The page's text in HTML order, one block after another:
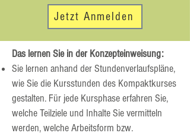
Jetzt Anmelden
Das lernen Sie in der Konzepteinweisung:
Sie lernen anhand der Stundenverlaufspläne,
wie Sie die Kursstunden des Kompaktkurses
gestalten. Für jede Kursphase erfahren Sie,
welche Teilziele und Inhalte Sie vermitteln
werden, welche Arbeitsform bzw.